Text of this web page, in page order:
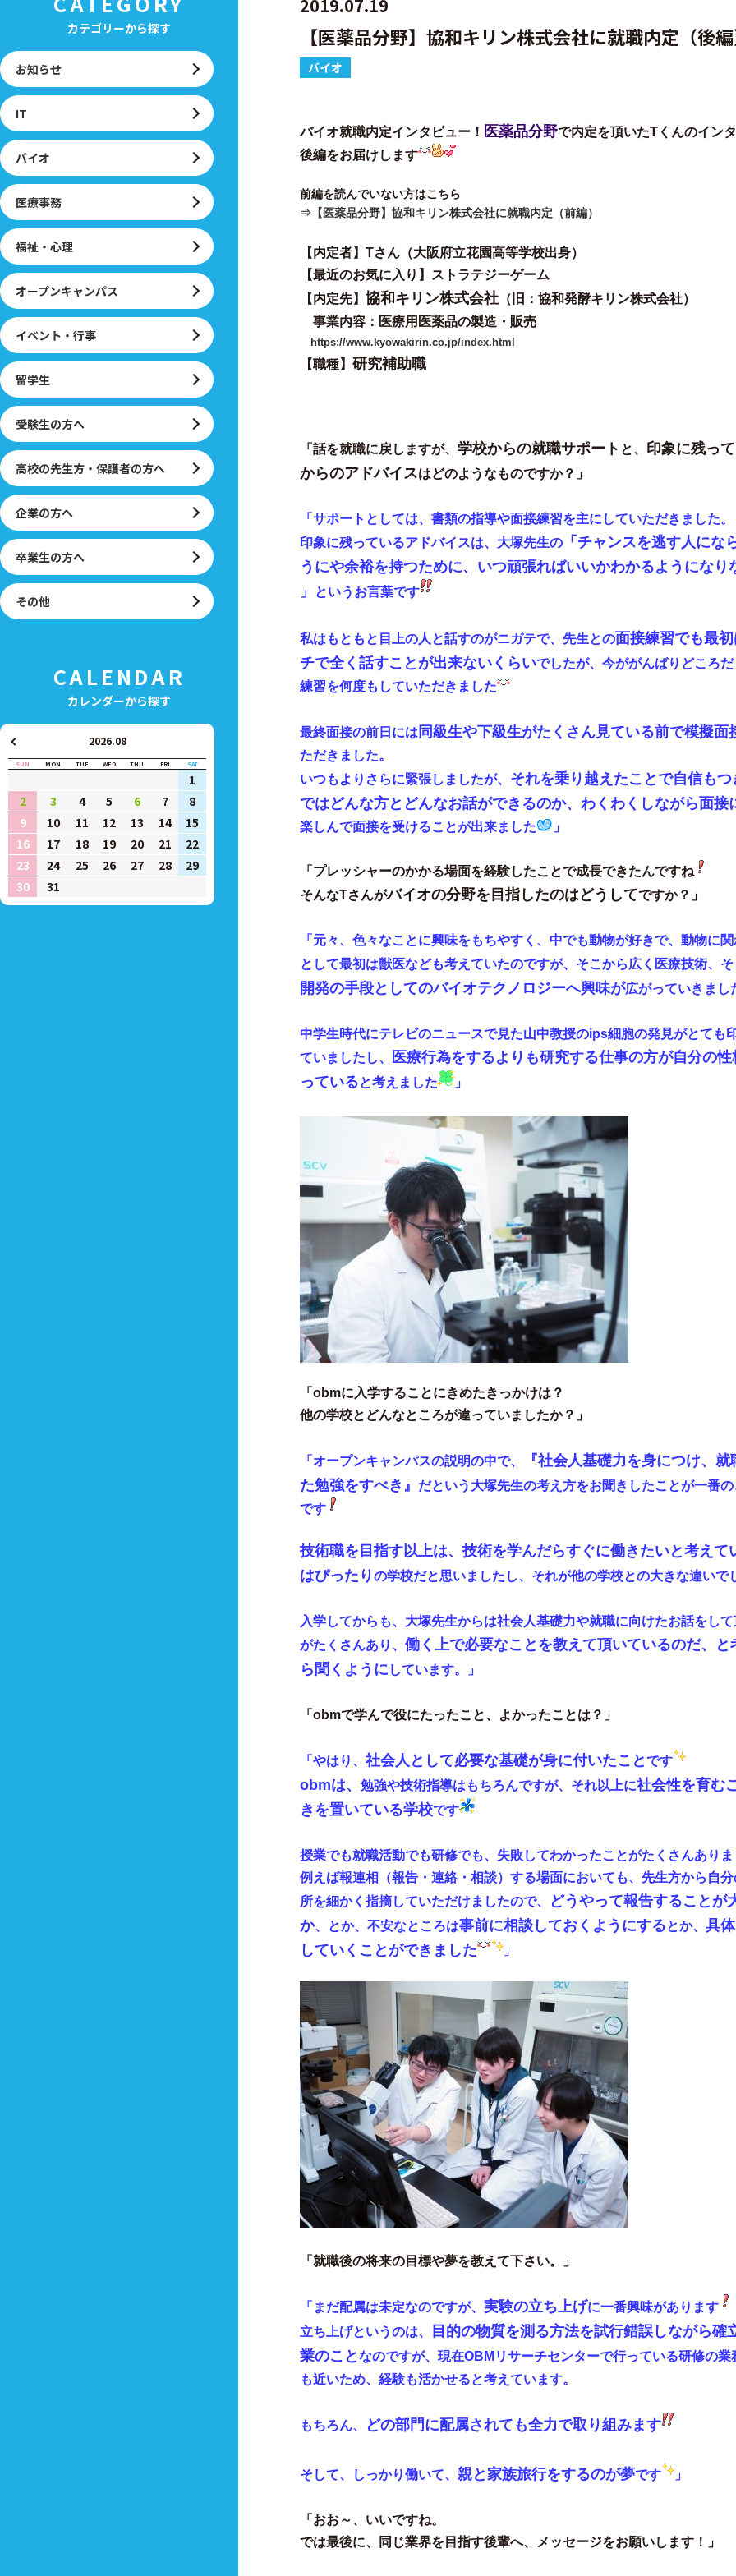
2019.07.19
【医薬品分野】協和キリン株式会社に就職内定（後
バイオ
バイオ就職内定インタビュー！ 医薬品分野で内定を頂いたTくんのイン
後編をお届けします
前編を読んでいない方はこちら
⇒【医薬品分野】協和キリン株式会社に就職内定（前編）
【内定者】Tさん（大阪府立花園高等学校出身）
【最近のお気に入り】ストラテジーゲーム
【内定先】 協和キリン株式会社 （旧：協和発酵キリン株式会社）
事業内容：医療用医薬品の製造・販売
https://www.kyowakirin.co.jp/index.html
【職種】 研究補助職
「話を就職に戻しますが、 学校からの就職サポート と、 印象に残っ
からのアドバイスはどのようなものですか？」
「サポートとしては、書類の指導や面接練習を主にしていただきました。
印象に残っているアドバイスは、大塚先生の 「チャンスを逃す人にな
うにや余裕を持つために、いつ頑張ればいいかわかるようになり
」
というお言葉です
私はもともと目上の人と話すのがニガテで、先生との面接練習でも最
チで全く話すことが出来ないくらいでしたが、今ががんばりどころ
練習を何度もしていただきました
最終面接の前日には 同級生や下級生がたくさん見ている前で模擬面
ただきました。
いつもよりさらに緊張しましたが、 それを乗り越えたことで自信もつ
ではどんな方とどんなお話ができるのか、わくわくしながら面接
楽しんで面接を受けることが出来ました 」
「プレッシャーのかかる場面を経験したことで成長できたんですね
そんなTさんがバイオの分野を目指したのはどうしてですか？」
「元々、色々なことに興味をもちやすく、中でも動物が好きで、動物に
として最初は獣医なども考えていたのですが、そこから広く医療技術、
開発の手段としてのバイオテクノロジーへ興味が広がっていきまし
中学生時代にテレビのニュースで見た山中教授のips細胞の発見がとても
ていましたし、
医療行為をするよりも研究する仕事の方が自分の
っていると考えました 」
「 obmに入学することにきめたきっかけは？
他の学校とどんなところが違っていましたか？」
「オープンキャンパスの説明の中で、
『社会人基礎力を身につけ、就
た勉強をすべき』
だという大塚先生の考え方をお聞きしたことが一番
です
技術職を目指す以上は、技術を学んだらすぐに働きたいと考えて
はぴったりの学校だと思いましたし、それが他の学校との大きな違いで
入学してからも、大塚先生からは社会人基礎力や就職に向けたお話をし
がたくさんあり、 働く上で必要なことを教えて頂いているのだ、と
ら聞くように しています。」
「 obmで学んで役にたったこと、よかったことは？」
「やはり、 社会人として必要な基礎が身に付いたことです
obmは、 勉強や技術指導はもちろんですが、それ以上に社会性を育む
きを置いている学校です
授業でも就職活動でも研修でも、失敗してわかったことがたくさんあり
例えば報連相（報告・連絡・相談）する場面においても、先生方から自
所を細かく指摘していただけましたので、
どうやって報告することが
か、とか、不安なところは事前に相談しておくようにするとか、 具
していくことができました
」
「就職後の将来の目標や夢を教えて下さい。」
「まだ配属は未定なのですが、 実験の立ち上げに一番興味があります
立ち上げというのは、
目的の物質を測る方法を試行錯誤しながら確
業のことなのですが、 現在OBMリサーチセンターで行っている研修の業
も近いため、経験も活かせると考えています。
もちろん、 どの部門に配属されても全力で取り組みます
そして、しっかり働いて、 親と家族旅行をするのが夢です 」
「おお～、いいですね。
では最後に、
同じ業界を目指す後輩へ、メッセージをお願いします！」
カテゴリーから探す
お知らせ
IT
バイオ
医療事務
福祉・心理
オープンキャンパス
イベント・行事
留学生
受験生の方へ
高校の先生方・保護者の方へ
企業の方へ
卒業生の方へ
その他
CALENDAR
カレンダーから探す
2026.08
SUN MON TUE WED THU FRI SAT
1
2
3 4 5 6 7
8
9
10 11 12 13 14
15
16
17 18 19 20 21
22
23
24 25 26 27 28
29
30
31